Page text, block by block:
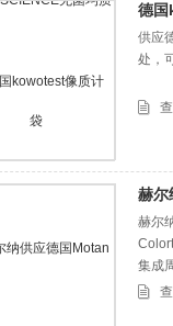
德
供应
处，
赫
赫尔
集成